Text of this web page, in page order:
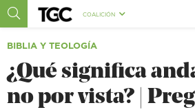
COALICIÓN
BIBLIA Y TEOLOGÍA
¿Qué significa
no por vista? |